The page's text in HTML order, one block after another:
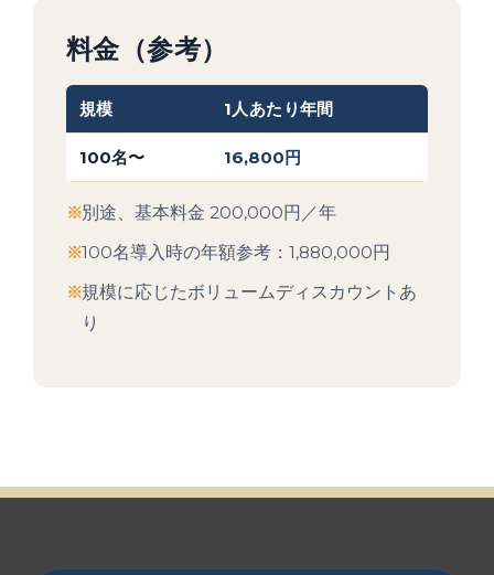
料金（参考）
規模 1人あたり年間
100名〜 16,800円
別途、基本料金 200,000円／年
100名導入時の年額参考：1,880,000円
規模に応じたボリュームディスカウントあ
り